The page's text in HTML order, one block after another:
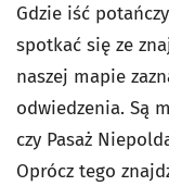
Gdzie iść
spotkać się ze
naszej mapie
odwiedzenia. Są
czy Pasaż
Oprócz tego